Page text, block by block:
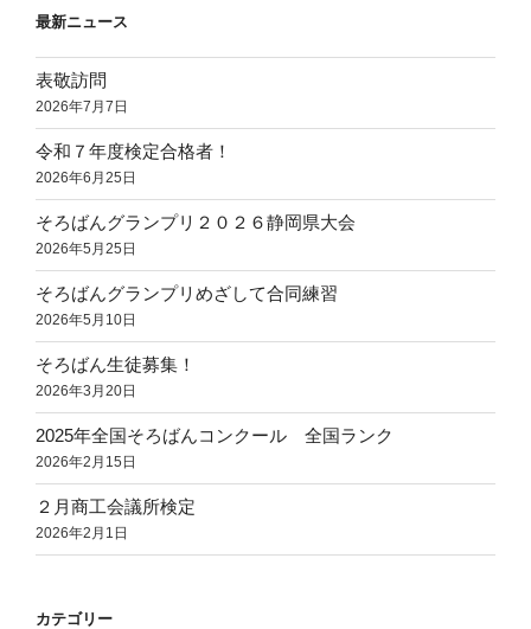
最新ニュース
表敬訪問
2026年7月7日
令和７年度検定合格者！
2026年6月25日
そろばんグランプリ２０２６静岡県大会
2026年5月25日
そろばんグランプリめざして合同練習
2026年5月10日
そろばん生徒募集！
2026年3月20日
2025年全国そろばんコンクール 全国ランク
2026年2月15日
２月商工会議所検定
2026年2月1日
カテゴリー